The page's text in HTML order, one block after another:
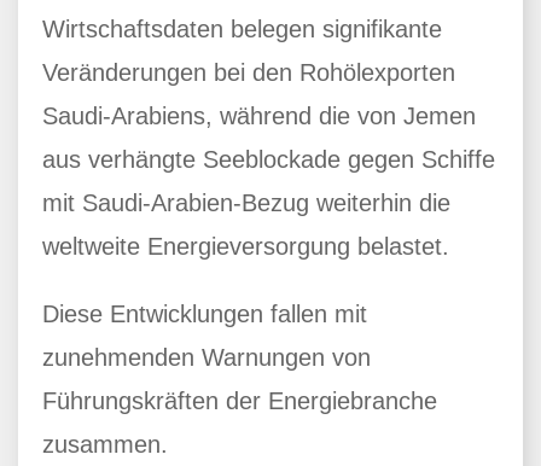
Wirtschaftsdaten belegen signifikante
Veränderungen bei den Rohölexporten
Saudi-Arabiens, während die von Jemen
aus verhängte Seeblockade gegen Schiffe
mit Saudi-Arabien-Bezug weiterhin die
weltweite Energieversorgung belastet.
Diese Entwicklungen fallen mit
zunehmenden Warnungen von
Führungskräften der Energiebranche
zusammen.